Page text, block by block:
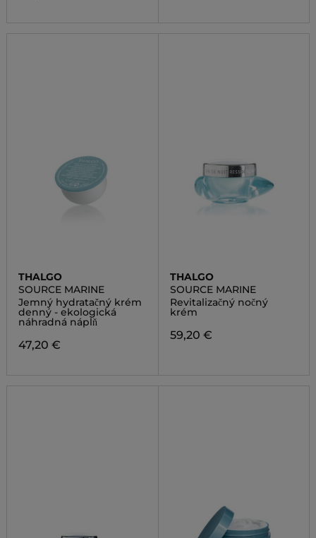
THALGO
SOURCE MARINE
Jemný hydratačný krém
denný - ekologická
náhradná náplň
47,20 €
THALGO
SOURCE MARINE
Revitalizačný nočný
krém
59,20 €